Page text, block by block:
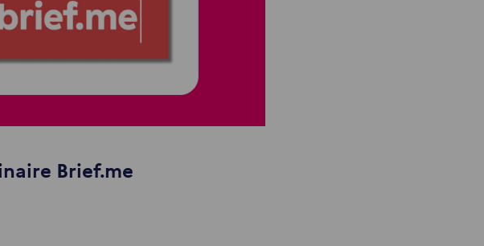
Brief.me